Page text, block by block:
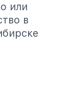
или
в